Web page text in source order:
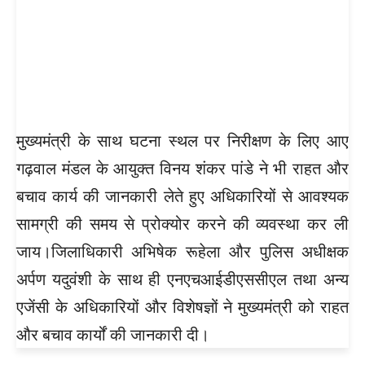
मुख्यमंत्री के साथ घटना स्थल पर निरीक्षण के लिए आए
गढ़वाल मंडल के आयुक्त विनय शंकर पांडे ने भी राहत और
बचाव कार्य की जानकारी लेते हुए अधिकारियों से आवश्यक
सामग्री की समय से प्रोक्योर करने की व्यवस्था कर ली
जाय।जिलाधिकारी अभिषेक रूहेला और पुलिस अधीक्षक
अर्पण यदुवंशी के साथ ही एनएचआईडीएससीएल तथा अन्य
एजेंसी के अधिकारियों और विशेषज्ञों ने मुख्यमंत्री को राहत
और बचाव कार्यों की जानकारी दी।